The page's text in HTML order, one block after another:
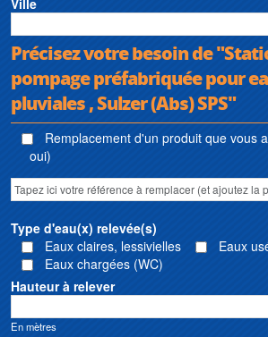
Précisez votre besoin de
pompage préfabriquée pour
pluviales , Sulzer (Abs) SPS"
Remplacement d'un produit que vous
oui)
Type d'eau(x) relevée(s)
Eaux claires, lessivielles
Eaux
Eaux chargées (WC)
Hauteur à relever
En mètres